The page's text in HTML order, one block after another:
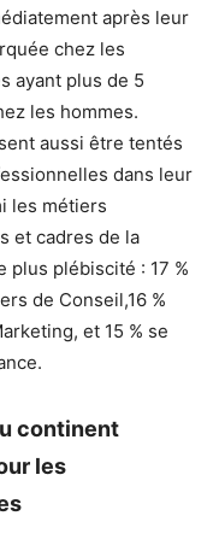
après leur
chez les
ayant plus de 5
les hommes.
aussi être tentés
dans leur
les métiers
et cadres de la
plébiscité : 17 %
de Conseil,16 %
et 15 % se
continent
les